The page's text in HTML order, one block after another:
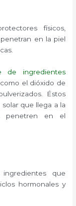
físicos,
en la piel
de ingredientes
el dióxido de
Éstos
que llega a la
penetren en el
que
hormonales y